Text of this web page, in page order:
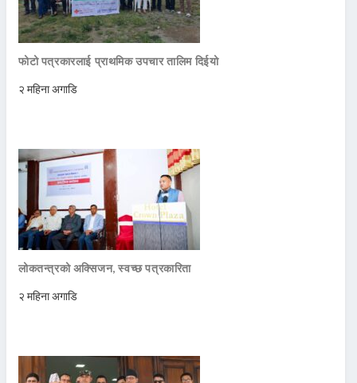
फोटो पत्रकारलाई प्राथमिक उपचार तालिम दिईयो
२ महिना अगाडि
लोकतन्त्रको अक्सिजन, स्वच्छ पत्रकारिता
२ महिना अगाडि